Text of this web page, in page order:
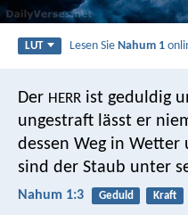
LUT Lesen SieNahum 1
Der HERR ist geduldig
ungestraft lässt er
dessen Weg in Wetter
sind der Staub unter
Nahum 1:3 Geduld Kraft